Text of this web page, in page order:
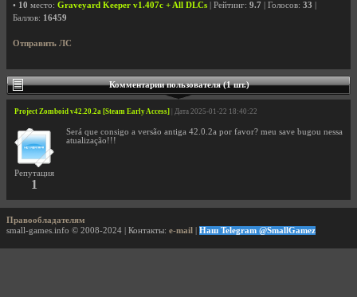
• 10 место: Graveyard Keeper v1.407c + All DLCs | Рейтинг: 9.7 | Голосов: 33
Баллов: 16459
Отправить ЛС
Комментарии пользователя (1 шт.)
Project Zomboid v42.20.2a [Steam Early Access] | Дата 2025-01-22 18:40:22
Репутация
1
Será que consigo a versão antiga 42.0.2a por favor? meu save bugou nessa
atualização!!!
Правообладателям
small-games.info © 2008-2024 | Контакты: e-mail Наш Telegram @SmallGamez